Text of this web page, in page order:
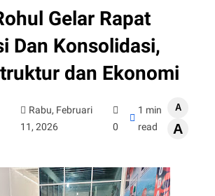
Gelar Rapat
Dan Konsolidasi,
dan Ekonomi
Rabu, Februari
11, 2026
0
1 min
read
A
A